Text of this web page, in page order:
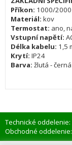
Příkon: 1000/2000
Materiál: kov
Termostat: ano,
Vstupní napětí:
Délka kabelu: 1,5
Krytí: IP24
Barva: žlutá - černá
Technické oddelenie:
Obchodné oddelenie: